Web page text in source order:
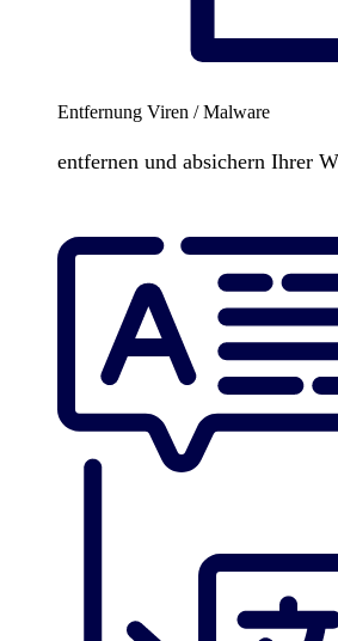
Entfernung Viren / Malware
entfernen und absichern Ihrer